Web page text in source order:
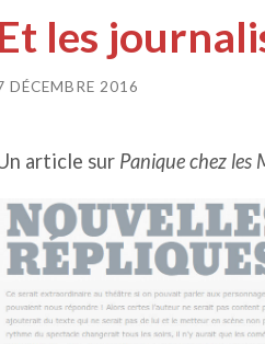
Et les
DÉCEMBRE 2016
article sur Panique chez les